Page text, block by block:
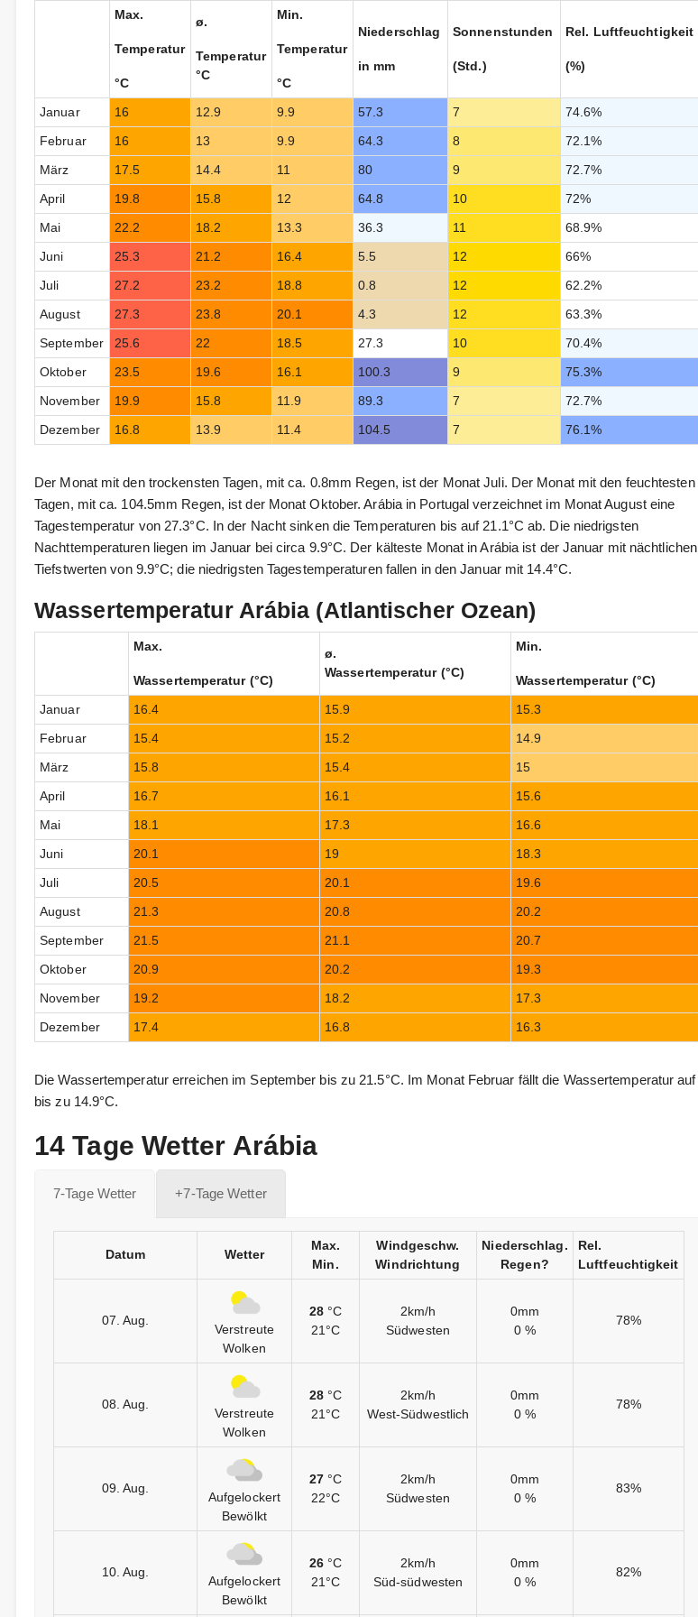
Max.
Temperatur
°C
ø.
Temperatur
°C
Min.
Temperatur
°C
Niederschlag
in mm
Sonnenstunden
(Std.)
Rel. Luftfeuchtigkeit
(%)
Januar 16 12.9 9.9 57.3 7 74.6%
Februar 16 13 9.9 64.3 8 72.1%
März 17.5 14.4 11 80 9 72.7%
April 19.8 15.8 12 64.8 10 72%
Mai 22.2 18.2 13.3 36.3 11 68.9%
Juni 25.3 21.2 16.4 5.5 12 66%
Juli 27.2 23.2 18.8 0.8 12 62.2%
August 27.3 23.8 20.1 4.3 12 63.3%
September 25.6 22 18.5 27.3 10 70.4%
Oktober 23.5 19.6 16.1 100.3 9 75.3%
November 19.9 15.8 11.9 89.3 7 72.7%
Dezember 16.8 13.9 11.4 104.5 7 76.1%
Der Monat mit den trockensten Tagen, mit ca. 0.8mm Regen, ist der Monat Juli. Der Monat mit den feuchtesten
Tagen, mit ca. 104.5mm Regen, ist der Monat Oktober. Arábia in Portugal verzeichnet im Monat August eine
Tagestemperatur von 27.3°C. In der Nacht sinken die Temperaturen bis auf 21.1°C ab. Die niedrigsten
Nachttemperaturen liegen im Januar bei circa 9.9°C. Der kälteste Monat in Arábia ist der Januar mit nächtlichen
Tiefstwerten von 9.9°C; die niedrigsten Tagestemperaturen fallen in den Januar mit 14.4°C.
Wassertemperatur Arábia (Atlantischer Ozean)
Max.
Wassertemperatur (°C)
ø.
Wassertemperatur (°C)
Min.
Wassertemperatur (°C)
Januar 16.4 15.9 15.3
Februar 15.4 15.2 14.9
März 15.8 15.4 15
April 16.7 16.1 15.6
Mai 18.1 17.3 16.6
Juni 20.1 19 18.3
Juli 20.5 20.1 19.6
August 21.3 20.8 20.2
September 21.5 21.1 20.7
Oktober 20.9 20.2 19.3
November 19.2 18.2 17.3
Dezember 17.4 16.8 16.3
Die Wassertemperatur erreichen im September bis zu 21.5°C. Im Monat Februar fällt die Wassertemperatur auf
bis zu 14.9°C.
14 Tage Wetter Arábia
7-Tage Wetter +7-Tage Wetter
Datum Wetter
Max.
Min.
Windgeschw.
Windrichtung
Niederschlag.
Regen?
Rel.
Luftfeuchtigkeit
07. Aug.
Verstreute
Wolken
28 °C
21°C
2km/h
Südwesten
0mm
0 %
78%
08. Aug.
Verstreute
Wolken
28 °C
21°C
2km/h
West-Südwestlich
0mm
0 %
78%
09. Aug.
Aufgelockert
Bewölkt
27 °C
22°C
2km/h
Südwesten
0mm
0 %
83%
10. Aug.
Aufgelockert
Bewölkt
26 °C
21°C
2km/h
Süd-südwesten
0mm
0 %
82%